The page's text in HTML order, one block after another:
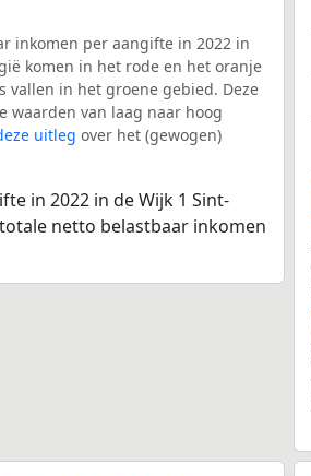
inkomen per aangifte in 2022 in
komen in het rode en het oranje
vallen in het groene gebied. Deze
waarden van laag naar hoog
uitleg over het (gewogen)
in 2022 in de Wijk 1 Sint-
netto belastbaar inkomen